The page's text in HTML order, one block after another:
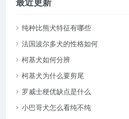
最近更新
纯种比熊犬特征有哪些
法国波尔多犬的性格如何
柯基犬如何分辨
柯基犬为什么要剪尾
罗威士梗优缺点是什么
小巴哥犬怎么看纯不纯